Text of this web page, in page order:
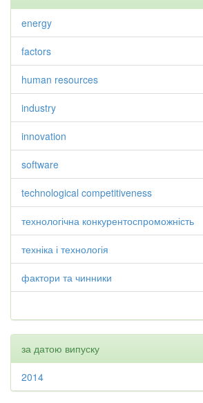
energy
factors
human resources
industry
innovation
software
technological competitiveness
технологічна конкурентоспроможність
техніка і технологія
фактори та чинники
за датою випуску
2014